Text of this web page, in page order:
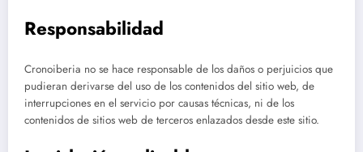
Responsabilidad
Cronoiberia no se hace responsable de los daños o perjuicios que
pudieran derivarse del uso de los contenidos del sitio web, de
interrupciones en el servicio por causas técnicas, ni de los
contenidos de sitios web de terceros enlazados desde este sitio.